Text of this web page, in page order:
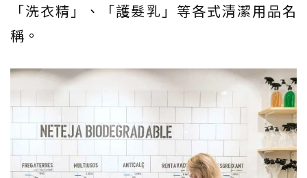
「洗衣精」、「護髮乳」等各式清潔用品名
稱。